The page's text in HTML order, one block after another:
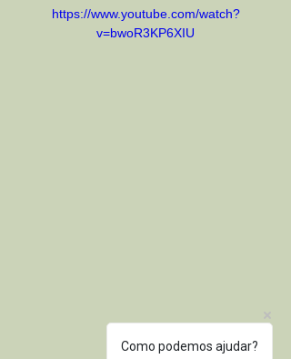
https://www.youtube.com/watch?
v=bwoR3KP6XIU
Como podemos ajudar?